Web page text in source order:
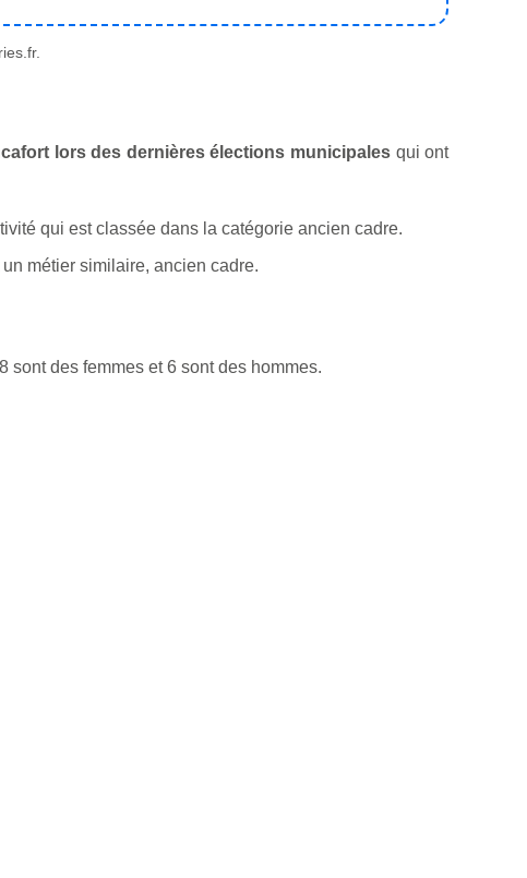
lors des dernières élections municipales qui ont
qui est classée dans la catégorie ancien cadre.
métier similaire, ancien cadre.
sont des femmes et 6 sont des hommes.